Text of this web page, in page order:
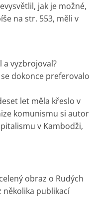
jak je možné,
na str. 553, měli v
a vyzbrojoval?
dokonce preferovalo
let měla křeslo v
komunismu si autor
v Kambodži,
obraz o Rudých
několika publikací